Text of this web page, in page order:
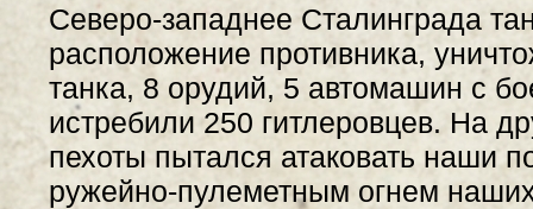
Северо-западнее Сталинграда
расположение противника,
танка, 8 орудий, 5 автомашин с
истребили 250 гитлеровцев. На
пехоты пытался атаковать наши
ружейно-пулеметным огнем